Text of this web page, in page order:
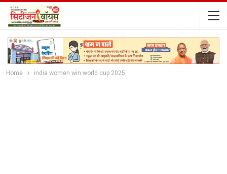
Home india women win world cup 2025